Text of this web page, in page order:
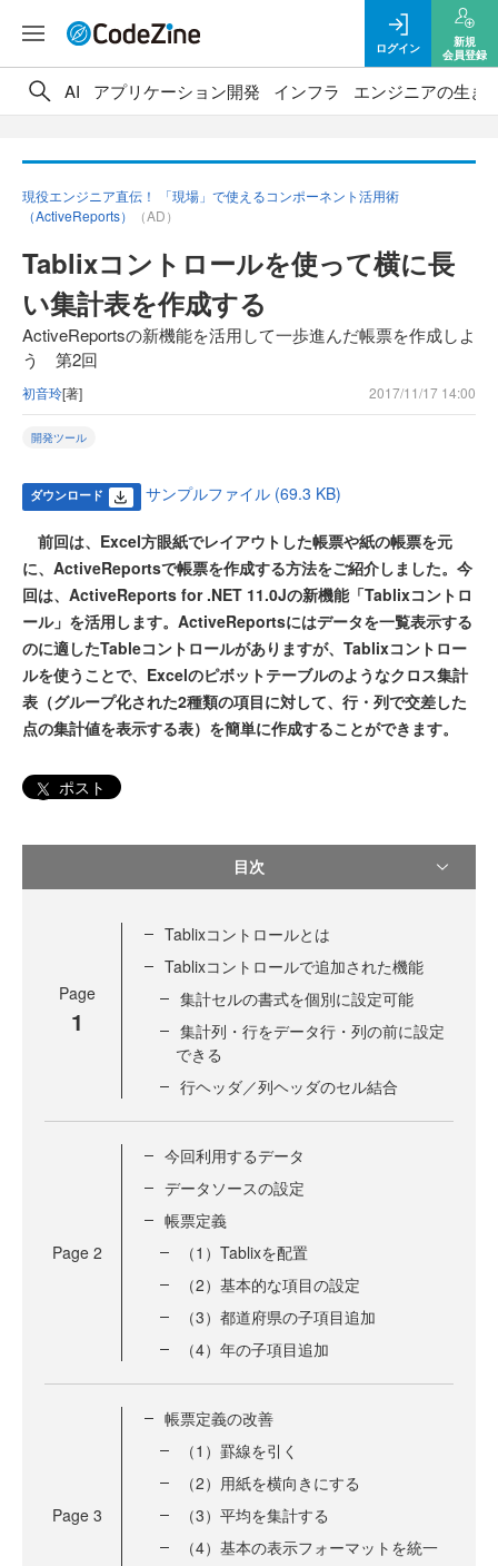
ログイン
新規
会員登録
AI アプリケーション開発 インフラ エンジニアの生き
現役エンジニア直伝！ 「現場」で使えるコンポーネント活用術
（ActiveReports）
（AD）
Tablixコントロールを使って横に長
い集計表を作成する
ActiveReportsの新機能を活用して一歩進んだ帳票を作成しよ
う 第2回
初音玲[著] 2017/11/17 14:00
開発ツール
ダウンロード サンプルファイル (69.3 KB)
前回は、Excel方眼紙でレイアウトした帳票や紙の帳票を元
に、ActiveReportsで帳票を作成する方法をご紹介しました。今
回は、ActiveReports for .NET 11.0Jの新機能「Tablixコントロ
ール」を活用します。ActiveReportsにはデータを一覧表示する
のに適したTableコントロールがありますが、Tablixコントロー
ルを使うことで、Excelのピボットテーブルのようなクロス集計
表（グループ化された2種類の項目に対して、行・列で交差した
点の集計値を表示する表）を簡単に作成することができます。
ポスト
目次
Page
1
Tablixコントロールとは
Tablixコントロールで追加された機能
集計セルの書式を個別に設定可能
集計列・行をデータ行・列の前に設定
できる
行ヘッダ／列ヘッダのセル結合
Page 2
今回利用するデータ
データソースの設定
帳票定義
（1）Tablixを配置
（2）基本的な項目の設定
（3）都道府県の子項目追加
（4）年の子項目追加
Page 3
帳票定義の改善
（1）罫線を引く
（2）用紙を横向きにする
（3）平均を集計する
（4）基本の表示フォーマットを統一